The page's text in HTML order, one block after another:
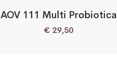
AOV 111 Multi Probiotica
€ 29,50